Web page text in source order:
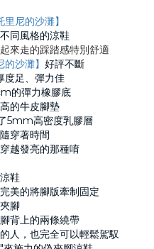
里尼的沙灘】
同風格的涼鞋
來走的踩踏感特別舒適
的沙灘】 好評不斷
度足、彈力佳
的彈力橡膠底
的牛皮腳墊
5mm高密度乳膠層
穿著時間
越發亮的那種唷
鞋
美的將腳版牽制固定
腳
背上的兩條繞帶
人，也完全可以輕鬆駕馭